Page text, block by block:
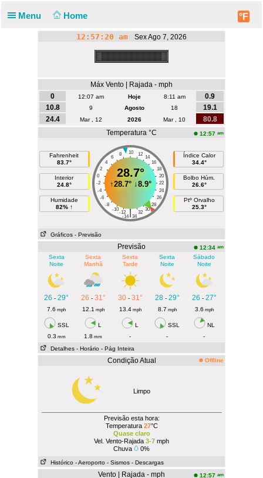
Menu Home °F
12:57:20 am Sex Ago 7, 2026
Máx Vento | Rajada - mph
0
12:07 am Hoje 8:11 am
0.9
10.8
9 Agosto 18
19.1
24.4
Mar , 12 2026 Mar , 10
80.8
Temperatura °C
12:57 am
Fahrenheit
83.7°
Interior
24.8°
Humidade
82% ↑
10
8 12
6
14
4
16
2
18
0
20
-2
22
-4
24
-6
26
-8
28
-10
30
-12 32
|
-14 34
28.7°
↑28.7°↓8.9°
Índice Calor
34.4°
Bolbo Húm.
26.6°
Ptº Orvalho
25.3°
Gráficos - Previsão
Previsão 12:34 am
Sexta
Noite
Sexta
Manhã
Sexta
Tarde
Sexta
Noite
Sábado
Noite
26 - 29° 26 - 31° 30- 31° 28- 29° 26 - 27°
7.6 mph 12.1 mph 13.4mph 8.7 mph 3.6 mph
SSL L L SSL
NL
0.3 mm 1.8 mm - -
-
Detalhes - Horário - Pág Inteira
Condição Atual Offline
Limpo
Previsão esta hora:
Temperatura 27°C
Quase claro
Vel. Vento-Rajada 3-7 mph
Chuva
0%
Histórico - Aeroporto - Sismos - Descargas
Vento | Rajada - mph 12:57 am